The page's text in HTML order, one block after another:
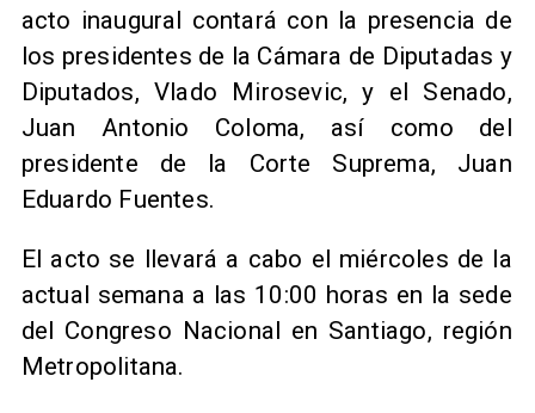
acto inaugural contará con la presencia de
los presidentes de la Cámara de Diputadas y
Diputados, Vlado Mirosevic, y el Senado,
Juan Antonio Coloma, así como del
presidente de la Corte Suprema, Juan
Eduardo Fuentes.
El acto se llevará a cabo el miércoles de la
actual semana a las 10:00 horas en la sede
del Congreso Nacional en Santiago, región
Metropolitana.